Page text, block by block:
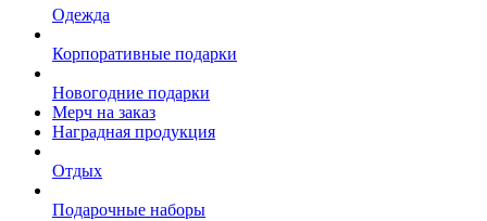
Одежда
Корпоративные подарки
Новогодние подарки
Мерч на заказ
Наградная продукция
Отдых
Подарочные наборы